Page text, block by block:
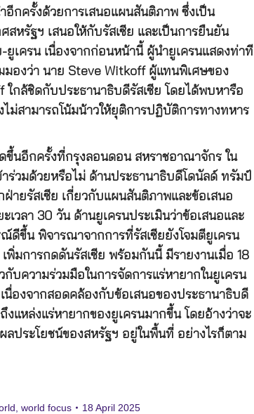
กครั้งด้วยการเสนอแผนสันติภาพ ซึ่งเป็น
สหรัฐฯ เสนอให้กับรัสเซีย และเป็นการยืนยัน
เครน เนื่องจากก่อนหน้านี้ ผู้นำยูเครนแสดงท่าที
มองว่า นาย Steve Witkoff ผู้แทนพิเศษของ
ใกล้ชิดกับประธานาธิบดีรัสเซีย โดยได้พบหารือ
ม่สามารถโน้มน้าวให้ยุติการปฏิบัติการทางทหาร
ขึ้นอีกครั้งที่กรุงลอนดอน สหราชอาณาจักร ใน
ร่วมด้วยหรือไม่ ด้านประธานาธิบดีโดนัลด์ ทรัมป์
ายรัสเซีย เกี่ยวกับแผนสันติภาพและข้อเสนอ
วลา 30 วัน ด้านยูเครนประเมินว่าข้อเสนอและ
ดีขึ้น พิจารณาจากการที่รัสเซียยังโจมตียูเครน
พิ่มการกดดันรัสเซีย พร้อมกันนี้ มีรายงานเมื่อ 18
บความร่วมมือในการจัดการแร่หายากในยูเครน
องจากสอดคล้องกับข้อเสนอของประธานาธิบดี
แหล่งแร่หายากของยูเครนมากขึ้น โดยอ้างว่าจะ
ลประโยชน์ของสหรัฐฯ อยู่ในพื้นที่ อย่างไรก็ตาม
world focus 18 April 2025